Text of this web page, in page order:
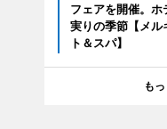
フェアを開催。ホ
実りの季節【メル
ト＆スパ】
も